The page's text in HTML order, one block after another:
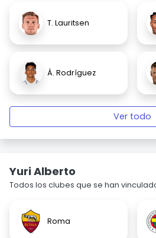
T. Lauritsen
Á. Rodríguez
Ver todo
Yuri Alberto
Todos los clubes que se han
Roma